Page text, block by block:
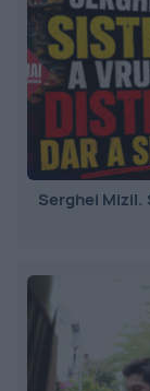
Serghei Mizil.